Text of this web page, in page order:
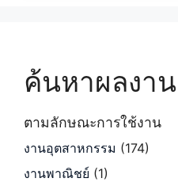
ค้นหาผลงาน
ตามลักษณะการใช้งาน
งานอุตสาหกรรม (174)
งานพาณิชย์ (1)